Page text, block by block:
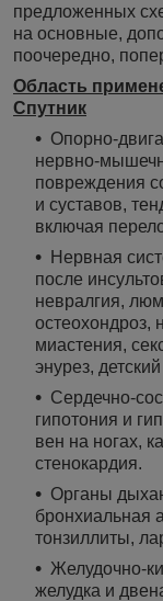
предложенных
на основные,
поочередно,
Область
Спутник
Опорно-
нервно-
повреждения
и суставов,
включая
Нервная
после
невралгия,
остеохондроз,
миастения,
энурез,
Сердечно-
гипотония и
вен на ногах,
стенокардия.
Органы
бронхиальная
тонзиллиты,
Желудочно-
желудка и